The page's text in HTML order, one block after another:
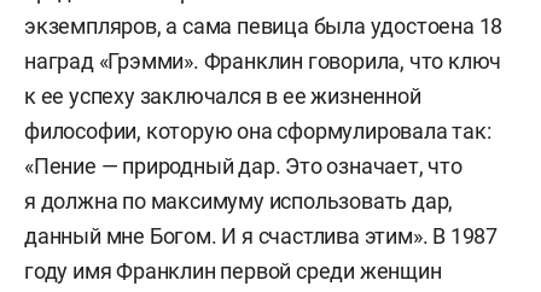
экземпляров, а сама певица была удостоена 18
наград «Грэмми». Франклин говорила, что ключ
к ее успеху заключался в ее жизненной
философии, которую она сформулировала так:
«Пение — природный дар. Это означает, что
я должна по максимуму использовать дар,
данный мне Богом. И я счастлива этим». В 1987
году имя Франклин первой среди женщин